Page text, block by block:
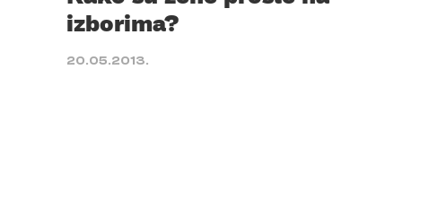
izborima?
20.05.2013.